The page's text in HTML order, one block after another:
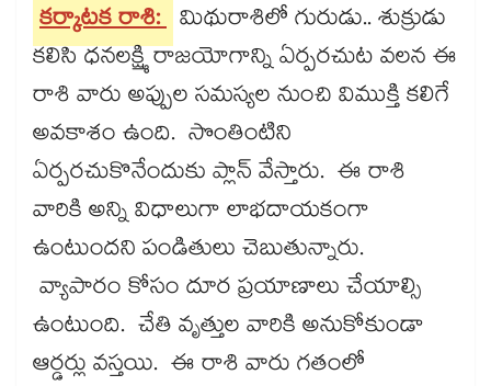
కర్కాటక రాశి: మిథురాశిలో గురుడు.. శుక్రుడు
కలిసి ధనలక్ష్మి రాజయోగాన్ని ఏర్పరచుట వలన ఈ
రాశి వారు అప్పుల సమస్యల నుంచి విముక్తి కలిగే
అవకాశం ఉంది. సొంతింటిని
ఏర్పరచుకొనేందుకు ప్లాన్​ వేస్తారు. ఈ రాశి
వారికి అన్ని విధాలుగా లాభదాయకంగా
ఉంటుందని పండితులు చెబుతున్నారు.
వ్యాపారం కోసం దూర ప్రయాణాలు చేయాల్సి
ఉంటుంది. చేతి వృత్తుల వారికి అనుకోకుండా
ఆర్డర్లు వస్తయి. ఈ రాశి వారు గతంలో